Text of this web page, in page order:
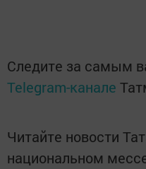
Следите за самым
Telegram-канале
Читайте новости
национальном